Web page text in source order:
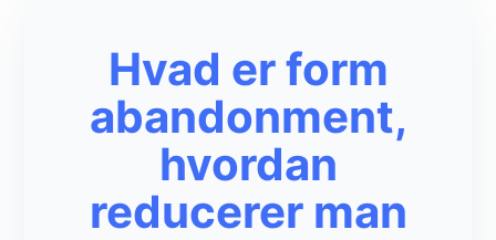
Hvad er form
abandonment,
hvordan
reducerer man